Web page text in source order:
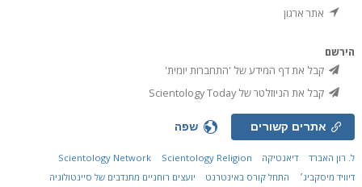
אתר ארגון
הירשם
קבל את דף המידע של 'התחברות יומית'
קבל את הניוזלטר של Scientology Today
אתרים קשורים שפה
ל. רון האברד דיאנטיקה Scientology Network
Scientology Religion
דיוויד מיסקביג׳
התחל קורס באינטרנט יועצים רוחניים מתנדבים של סיינטולוגיה